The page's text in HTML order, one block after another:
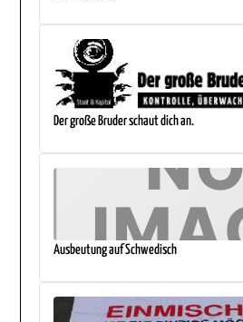
Der große Bruder schaut dich an.
Ausbeutung auf Schwedisch